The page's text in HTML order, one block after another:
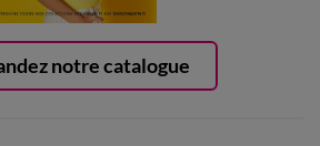
notre catalogue